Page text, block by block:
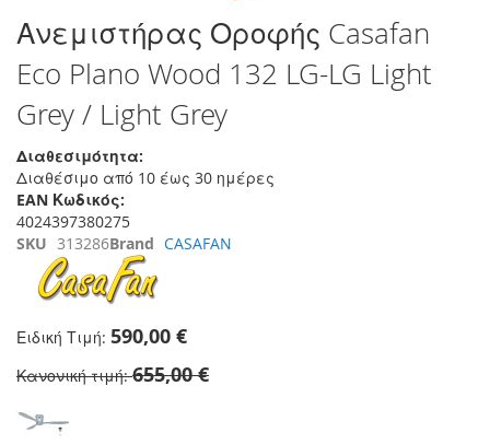
Μετάβαση
στην
αρχή
της
συλλογής
εικόνων
Ανεμιστήρας Οροφής Casafan
Eco Plano Wood 132 LG-LG Light
Grey / Light Grey
Διαθεσιμότητα:
Διαθέσιμο από 10 έως 30 ημέρες
EAN Κωδικός:
4024397380275
SKU 313286Brand CASAFAN
Ειδική Τιμή 590,00 €
Κανονική τιμή 655,00 €